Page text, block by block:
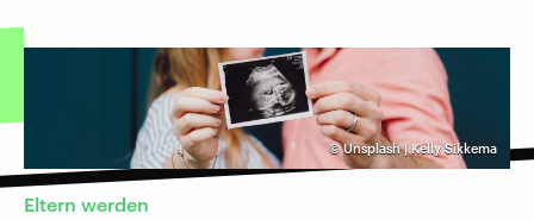
©Unsplash | Kelly Sikkema
Eltern werden